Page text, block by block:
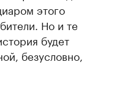
этого
Но и те
будет
безусловно,